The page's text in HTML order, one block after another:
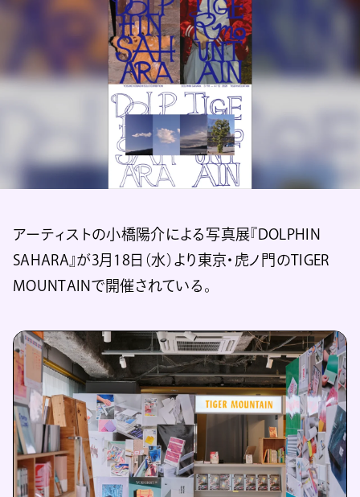
アーティストの小橋陽介による写真展『DOLPHIN
SAHARA』が3月18日（水）より東京・虎ノ門のTIGER
MOUNTAINで開催されている。